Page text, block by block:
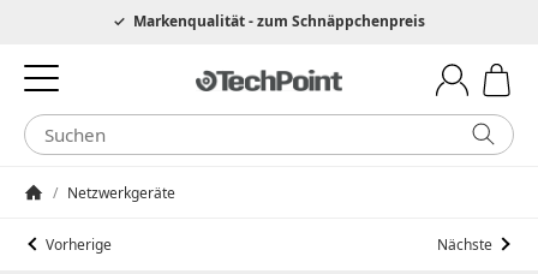
Hotline 0049 6205 3079975Markenqualität - zum Schnäppchenpreis
/ Netzwerkgeräte
Vorherige Nächste